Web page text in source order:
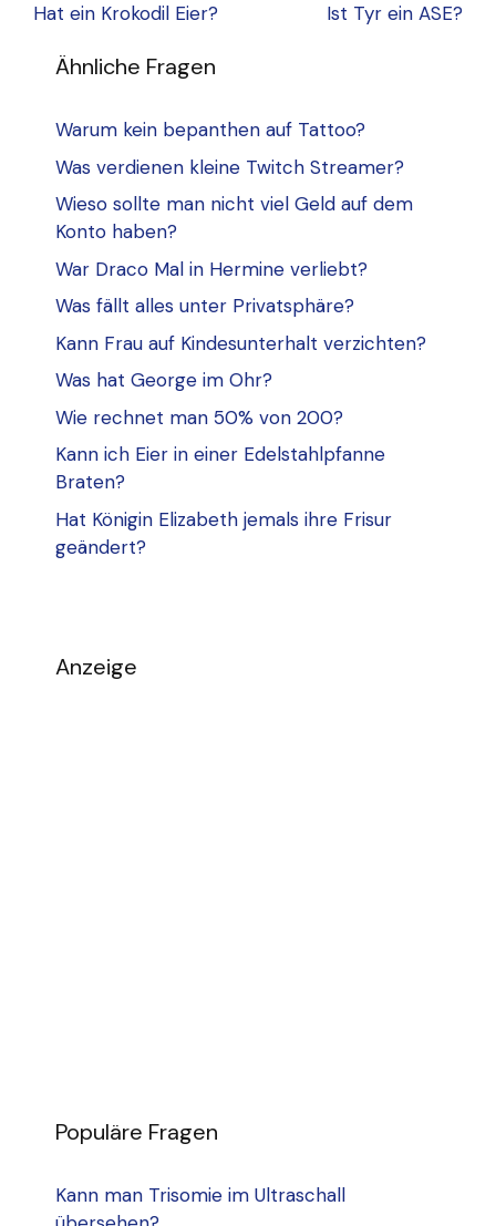
Hat ein Krokodil Eier?
Ist Tyr ein ASE?
Ähnliche Fragen
Warum kein bepanthen auf Tattoo?
Was verdienen kleine Twitch Streamer?
Wieso sollte man nicht viel Geld auf dem
Konto haben?
War Draco Mal in Hermine verliebt?
Was fällt alles unter Privatsphäre?
Kann Frau auf Kindesunterhalt verzichten?
Was hat George im Ohr?
Wie rechnet man 50% von 200?
Kann ich Eier in einer Edelstahlpfanne
Braten?
Hat Königin Elizabeth jemals ihre Frisur
geändert?
Anzeige
Populäre Fragen
Kann man Trisomie im Ultraschall